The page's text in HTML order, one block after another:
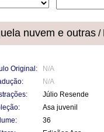
nuvem e outras/
Original:
N/A
N/A
Júlio Resende
Asa juvenil
36